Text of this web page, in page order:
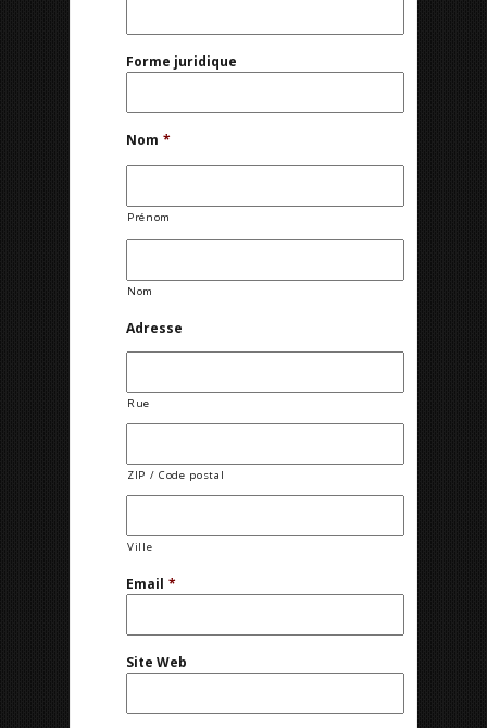
Forme juridique
Nom *
Prénom
Nom
Adresse
Rue
ZIP / Code postal
Ville
Email *
Site Web